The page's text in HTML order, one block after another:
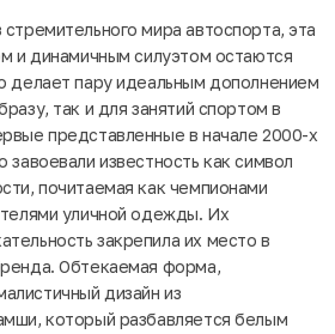
мира автоспорта, эта
и динамичным силуэтом остаются
делает пару идеальным дополнением
так и для занятий спортом в
представленные в начале 2000-х
известность как символ
почитаемая как чемпионами
уличной одежды. Их
закрепила их место в
Обтекаемая форма,
дизайн из
который разбавляется белым